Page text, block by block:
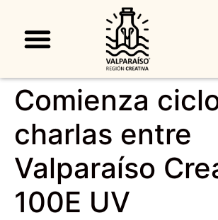
Comienza
charlas entre
Valparaíso
100E UV